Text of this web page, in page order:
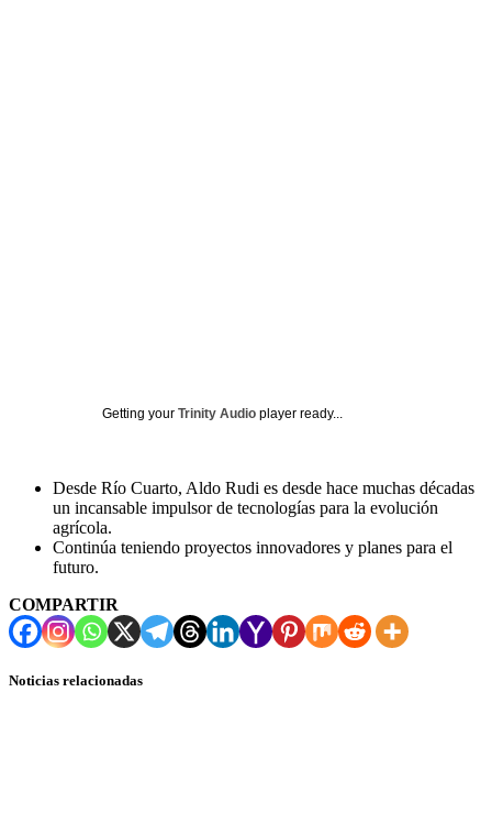
Getting your Trinity Audio player ready...
Desde Río Cuarto, Aldo Rudi es desde hace muchas décadas
un incansable impulsor de tecnologías para la evolución
agrícola.
Continúa teniendo proyectos innovadores y planes para el
futuro.
COMPARTIR
Noticias relacionadas